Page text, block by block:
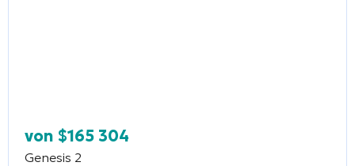
von $165 304
Genesis 2